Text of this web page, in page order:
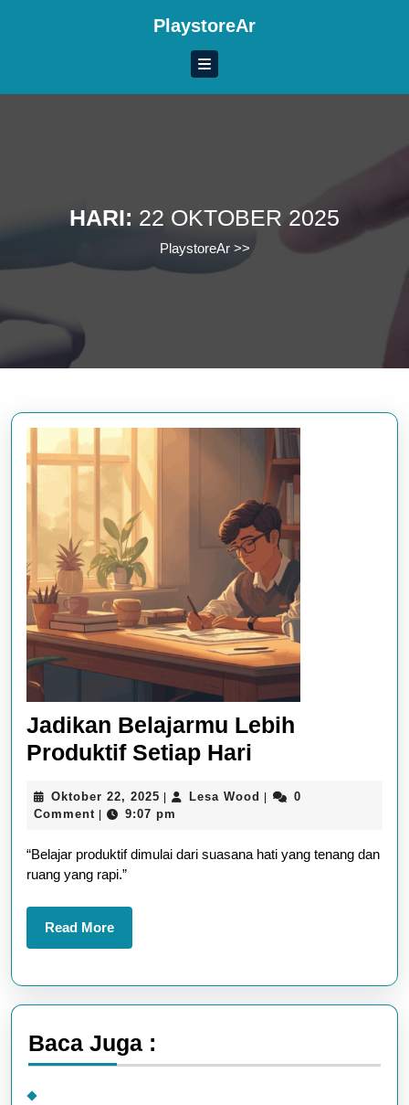
PlaystoreAr
HARI: 22 OKTOBER 2025
PlaystoreAr>>
Jadikan Belajarmu Lebih
Produktif Setiap Hari
Lebih
Setiap
Oktober 22, 2025 Oktober
22,
Lesa Wood Lesa 0
Comment
9:07 pm
“Belajar produktif dimulai dari suasana hati yang tenang dan
ruang yang rapi.”
Read MoreRead
More
Baca Juga :